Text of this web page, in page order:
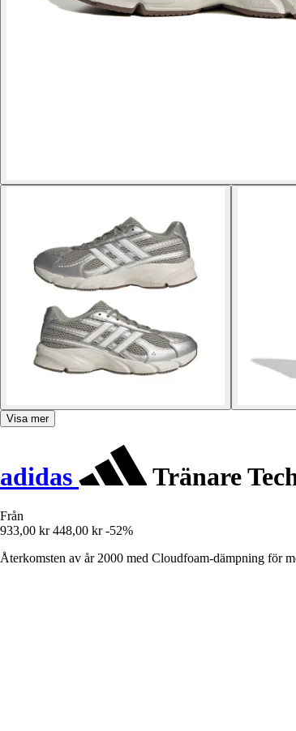
Visa mer
adidas Tränare
Från
933,00 kr 448,00 kr -52%
Återkomsten av år 2000 med Cloudfoam-dämpning för